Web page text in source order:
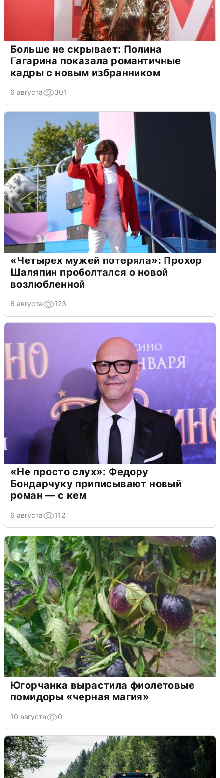
Больше не скрывает: Полина
Гагарина показала романтичные
кадры с новым избранником
6 августа 301
«Четырех мужей потеряла»: Прохор
Шаляпин проболтался о новой
возлюбленной
6 августа 123
«Не просто слух»: Федору
Бондарчуку приписывают новый
роман — с кем
6 августа 112
Югорчанка вырастила фиолетовые
помидоры «черная магия»
10 августа 0